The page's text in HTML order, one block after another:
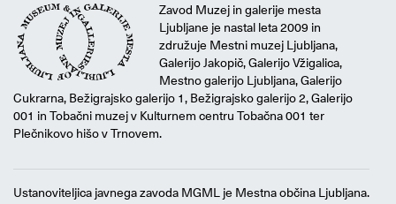
Zavod Muzej in galerije mesta
Ljubljane je nastal leta 2009 in
združuje Mestni muzej Ljubljana,
Galerijo Jakopič, Galerijo Vžigalica,
Mestno galerijo Ljubljana, Galerijo
Cukrarna, Bežigrajsko galerijo 1, Bežigrajsko galerijo 2, Galerijo
001 in Tobačni muzej v Kulturnem centru Tobačna 001 ter
Plečnikovo hišo v Trnovem.
Ustanoviteljica javnega zavoda MGML je Mestna občina Ljubljana.